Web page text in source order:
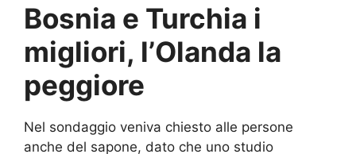
Bosnia e Turchia i
migliori, l’Olanda la
peggiore
Nel sondaggio veniva chiesto alle persone
anche del sapone, dato che uno studio